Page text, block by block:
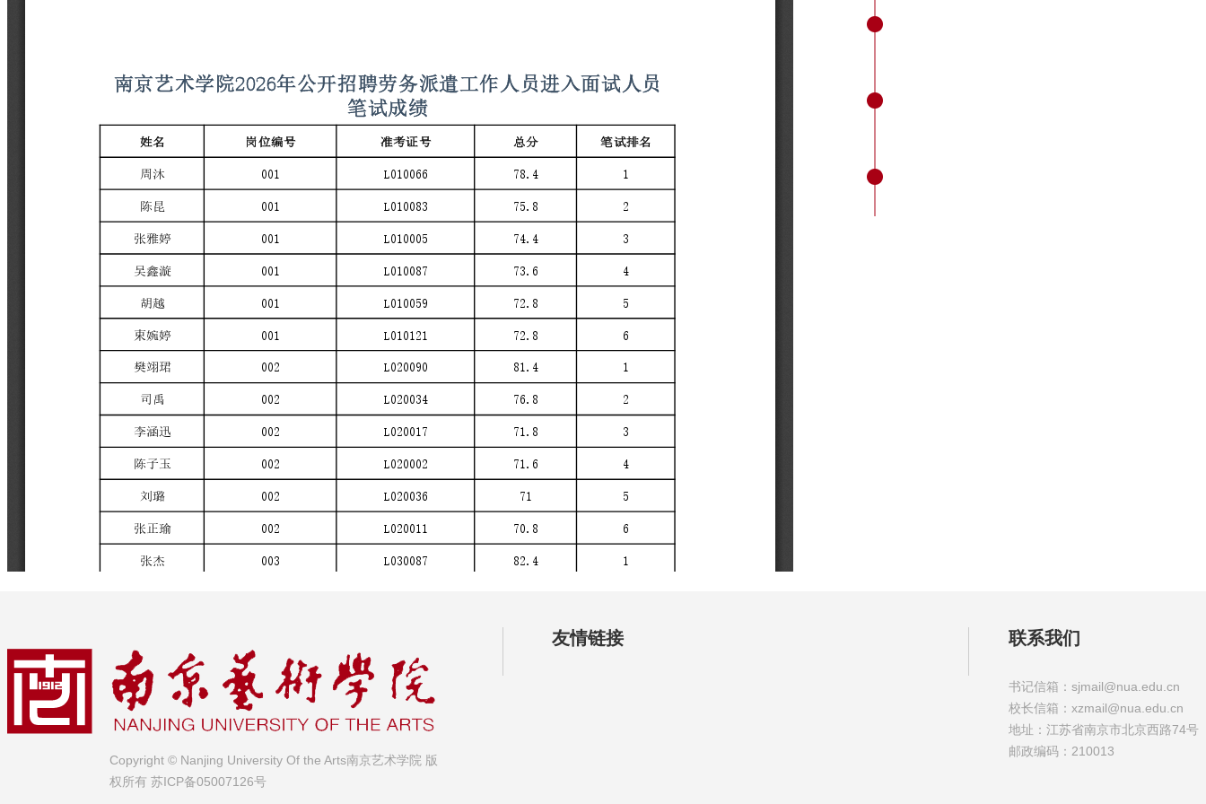
Copyright © Nanjing University Of the Arts南京艺术学院 版
权所有 苏ICP备05007126号
友情链接 联系我们
书记信箱：sjmail@nua.edu.cn
校长信箱：xzmail@nua.edu.cn
地址：江苏省南京市北京西路74号
邮政编码：210013